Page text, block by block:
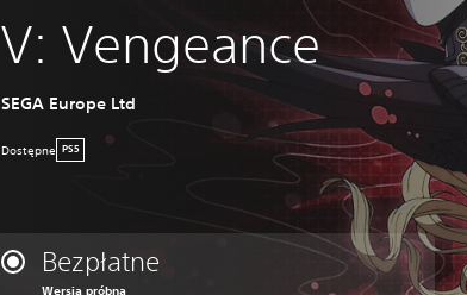
V: Vengeance
SEGA Europe Ltd
Dostępne PS5
Bezpłatne
Wersja próbna